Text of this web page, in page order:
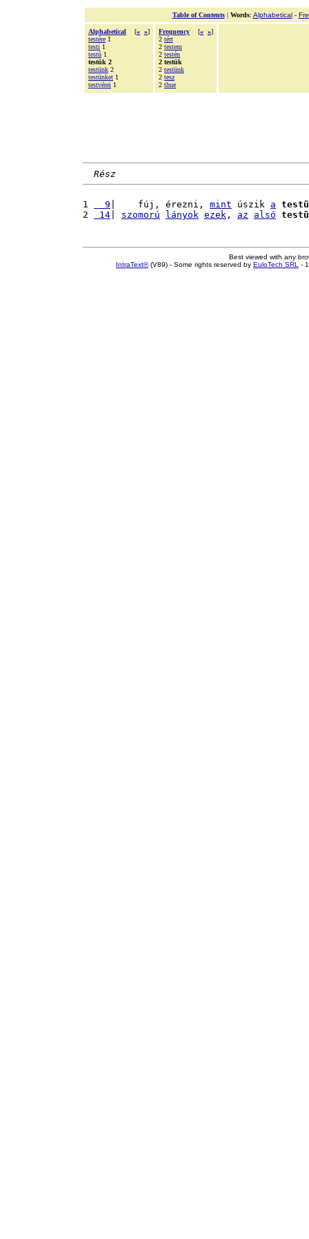
Table of Contents| Words: Alphabetical-
Alphabetical [« »]
testére 1
testi 1
testû 1
testük 2
testünk 2
testünket 1
testvérei 1
Frequency [« »]
2 tért
2 testem
2 testén
2 testük
2 testünk
2 tesz
2 thue
Rész
1
  9
|    fúj, érezni, mint úszik a
2
14 szomorú lányok ezek , az alsó
Best viewed with any
IntraText®(V89) - Some rights reserved by EuloTech SRL -